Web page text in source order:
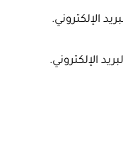
الإلكتروني.
الإلكتروني.